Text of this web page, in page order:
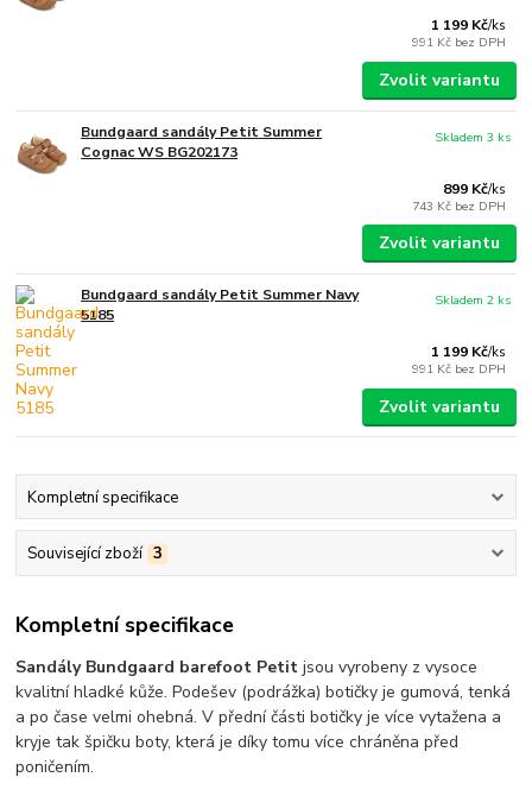
1 199 Kč/ks
991 Kč bez DPH
Zvolit variantu
Bundgaard sandály Petit Summer
Cognac WS BG202173
899 Kč/ks
743 Kč bez DPH
Skladem 3 ks
Zvolit variantu
Bundgaard sandály Petit Summer Navy
5185
1 199 Kč/ks
991 Kč bez DPH
Skladem 2 ks
Zvolit variantu
Kompletní specifikace
Související zboží 3
Kompletní specifikace
Sandály Bundgaard barefoot Petit jsou vyrobeny z vysoce
kvalitní hladké kůže. Podešev (podrážka) botičky je gumová, tenká
a po čase velmi ohebná. V přední části botičky je více vytažena a
kryje tak špičku boty, která je díky tomu více chráněna před
poničením.